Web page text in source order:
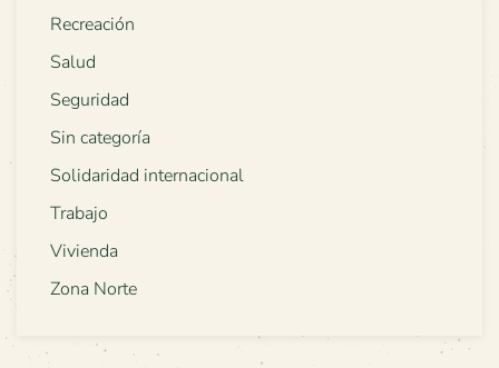
Recreación
Salud
Seguridad
Sin categoría
Solidaridad internacional
Trabajo
Vivienda
Zona Norte